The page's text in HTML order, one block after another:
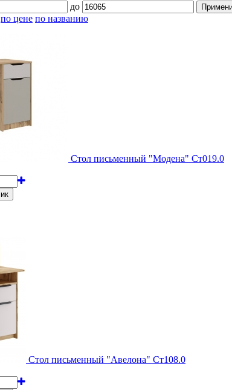
до
по цене по названию
Стол письменный "Модена" Ст019.0
Стол письменный "Авелона" Ст108.0